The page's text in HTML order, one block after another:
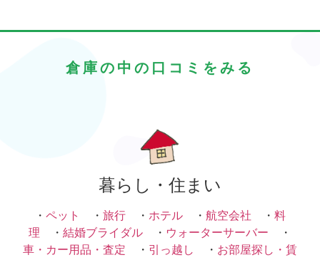
倉庫の中の口コミをみる
暮らし・住まい
・ ペット ・ 旅行 ・ ホテル ・ 航空会社 ・ 料
理 ・ 結婚ブライダル ・ ウォーターサーバー ・
車・カー用品・査定 ・ 引っ越し ・ お部屋探し・賃